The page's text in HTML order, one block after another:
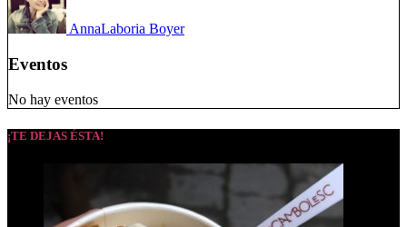
AnnaLaboria Boyer
Eventos
No hay eventos
¡TE DEJAS ÉSTA!